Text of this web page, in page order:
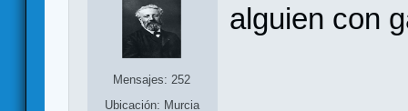
Mensajes: 252
Ubicación: Murcia
alguien con